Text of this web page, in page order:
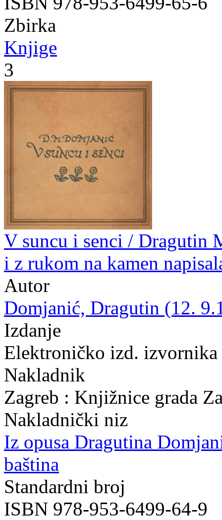
Zbirka
Knjige
3
V suncu i senci / Dragutin
i z rukom na kamen
Autor
Domjanić, Dragutin (12.
Izdanje
Elektroničko izd.
Nakladnik
Zagreb : Knjižnice grada
Nakladnički niz
Iz opusa Dragutina
baština
Standardni broj
ISBN 978-953-6499-64-9